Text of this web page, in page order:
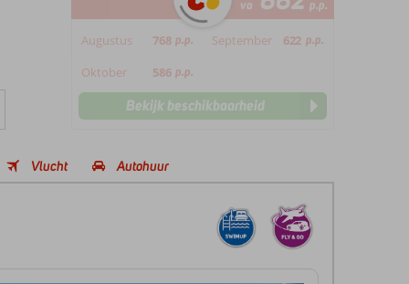
va p.p.
Augustus 768 p.p. September 622 p.p.
Oktober 586 p.p.
Bekijk beschikbaarheid
Vlucht Autohuur